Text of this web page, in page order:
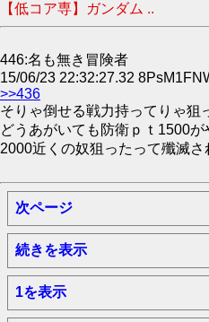
【低コア専】ガンダム ..
446:名も無き冒険者
15/06/23 22:32:27.32
>>436
そりゃ倒せる戦力持ってりゃ狙
どうあがいても防衛ｐｔ1500
2000近くの奴狙ったって殲滅
次ページ
続きを表示
1を表示